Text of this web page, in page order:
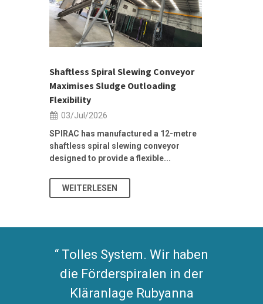
Shaftless Spiral Slewing Conveyor
Maximises Sludge Outloading
Flexibility
03/Jul/2026
SPIRAC has manufactured a 12-metre
shaftless spiral slewing conveyor
designed to provide a flexible...
WEITERLESEN
Tolles System. Wir haben
die Förderspiralen in der
Kläranlage Rubyanna